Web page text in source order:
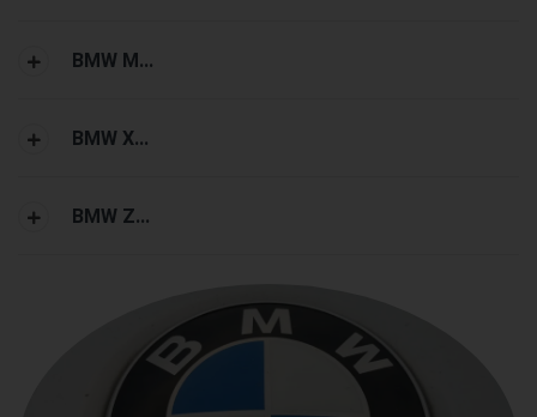
BMW M...
BMW X...
BMW Z...